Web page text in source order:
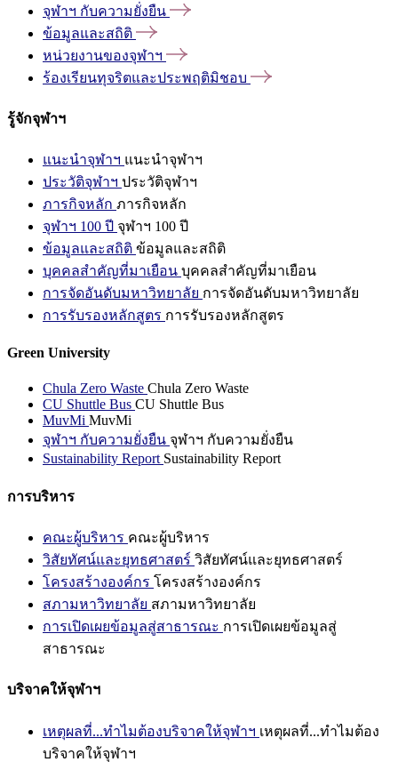
จุฬาฯ กับความยั่งยืน
ข้อมูลและสถิติ
หน่วยงานของจุฬาฯ
ร้องเรียนทุจริตและประพฤติมิชอบ
รู้จักจุฬาฯ
แนะนำจุฬาฯ แนะนำจุฬาฯ
ประวัติจุฬาฯ ประวัติจุฬาฯ
ภารกิจหลัก ภารกิจหลัก
จุฬาฯ 100 ปี จุฬาฯ 100 ปี
ข้อมูลและสถิติ ข้อมูลและสถิติ
บุคคลสำคัญที่มาเยือน บุคคลสำคัญที่มาเยือน
การจัดอันดับมหาวิทยาลัย การจัดอันดับมหาวิทยาลัย
การรับรองหลักสูตร การรับรองหลักสูตร
Green University
Chula Zero Waste Chula Zero Waste
CU Shuttle Bus CU Shuttle Bus
MuvMi MuvMi
จุฬาฯ กับความยั่งยืน จุฬาฯ กับความยั่งยืน
Sustainability Report Sustainability Report
การบริหาร
คณะผู้บริหาร คณะผู้บริหาร
วิสัยทัศน์และยุทธศาสตร์ วิสัยทัศน์และยุทธศาสตร์
โครงสร้างองค์กร โครงสร้างองค์กร
สภามหาวิทยาลัย สภามหาวิทยาลัย
การเปิดเผยข้อมูลสู่สาธารณะ การเปิดเผยข้อมูลสู่
สาธารณะ
บริจาคให้จุฬาฯ
เหตุผลที่...ทำไมต้องบริจาคให้จุฬาฯ เหตุผลที่...ทำไมต้อง
บริจาคให้จุฬาฯ